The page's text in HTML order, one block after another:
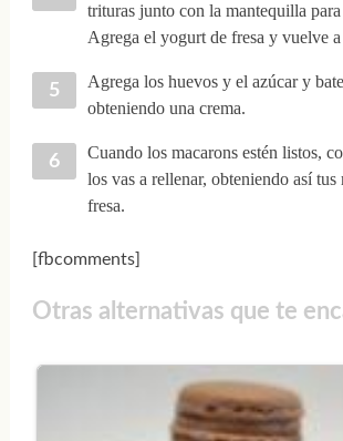
trituras junto con la mantequilla
Agrega el yogurt de fresa y vuelve a
Agrega los huevos y el azúcar y
obteniendo una crema.
Cuando los macarons estén listos,
los vas a rellenar, obteniendo así tus
fresa.
[fbcomments]
Otras alternativas que te